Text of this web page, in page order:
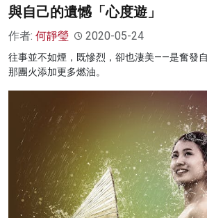
與自己的遺憾「心度遊」
作者: 何靜瑩 2020-05-24
往事並不如煙，既慘烈，卻也淒美——是奮發
那團火添加更多燃油。